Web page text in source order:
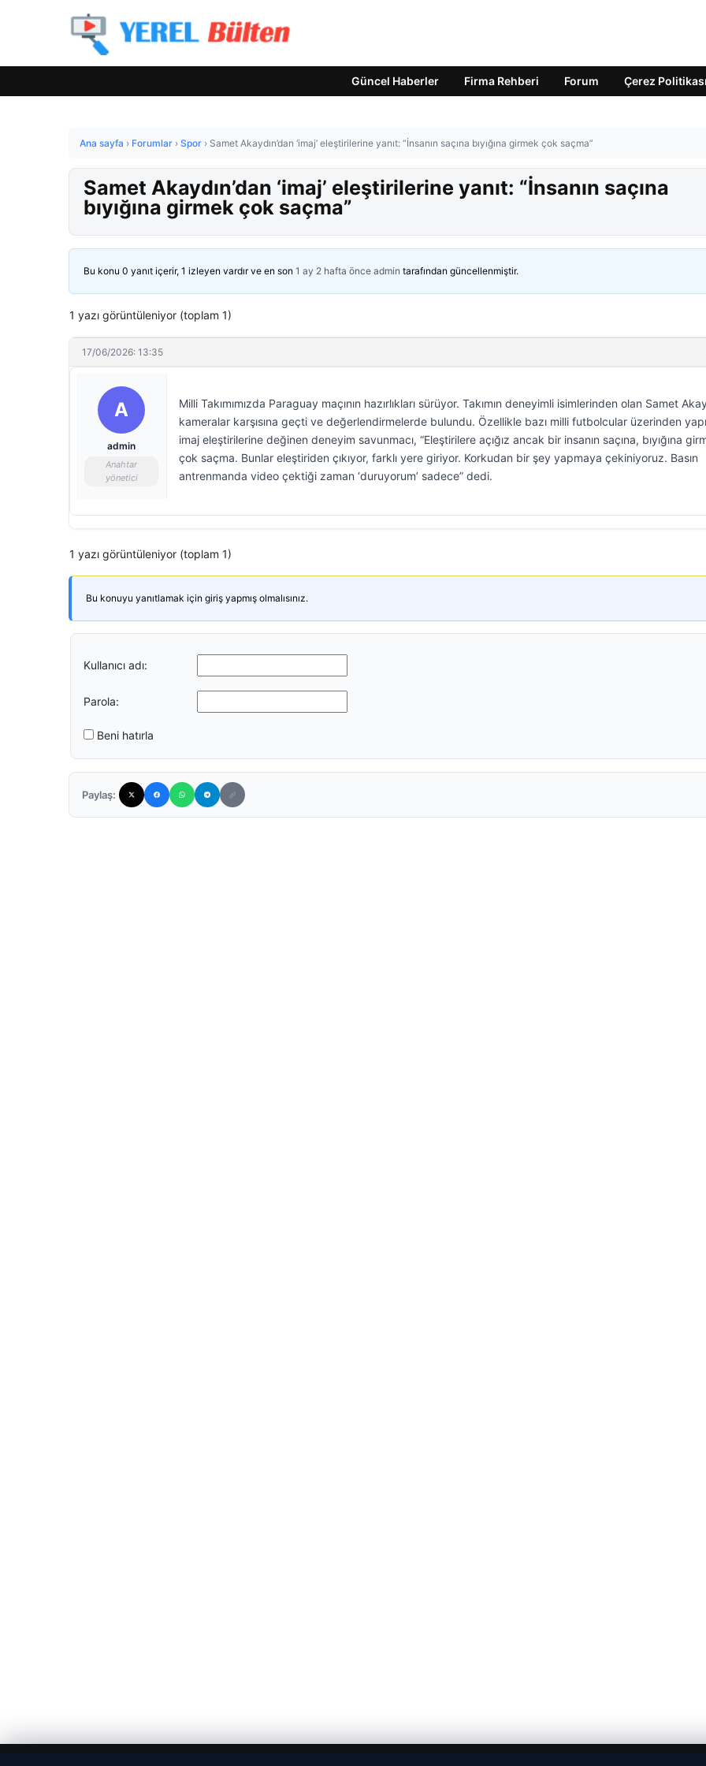
Güncel Haberler Firma Rehberi Forum Çerez Politikası
Ana sayfa › Forumlar › Spor › Samet Akaydın’dan ‘imaj’ eleştirilerine yanıt: “İnsanın saçına bıyığına girmek çok saçma”
Samet Akaydın’dan ‘imaj’ eleştirilerine yanıt: “İnsanın saçına
bıyığına girmek çok saçma”
Bu konu 0 yanıt içerir, 1 izleyen vardır ve en son 1 ay 2 hafta önce admin tarafından güncellenmiştir.
1 yazı görüntüleniyor (toplam 1)
17/06/2026: 13:35
A
admin
Anahtar
yönetici
Milli Takımımızda Paraguay maçının hazırlıkları sürüyor. Takımın deneyimli isimlerinden olan Samet
kameralar karşısına geçti ve değerlendirmelerde bulundu. Özellikle bazı milli futbolcular üzerinden
imaj eleştirilerine değinen deneyim savunmacı, “Eleştirilere açığız ancak bir insanın saçına, bıyığına
çok saçma. Bunlar eleştiriden çıkıyor, farklı yere giriyor. Korkudan bir şey yapmaya çekiniyoruz. Basın
antrenmanda video çektiği zaman ‘duruyorum’ sadece” dedi.
1 yazı görüntüleniyor (toplam 1)
Bu konuyu yanıtlamak için giriş yapmış olmalısınız.
Kullanıcı adı:
Parola:
Beni hatırla
Paylaş: